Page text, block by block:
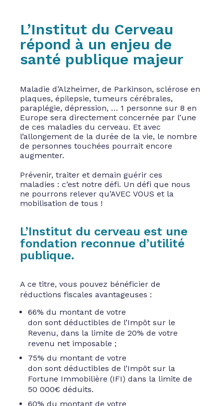
L’Institut du Cerveau
répond à un enjeu de
santé publique majeur
Maladie d’Alzheimer, de Parkinson, sclérose en
plaques, épilepsie, tumeurs cérébrales,
paraplégie, dépression, … 1 personne sur 8 en
Europe sera directement concernée par l’une
de ces maladies du cerveau. Et avec
l’allongement de la durée de la vie, le nombre
de personnes touchées pourrait encore
augmenter.
Prévenir, traiter et demain guérir ces
maladies : c’est notre défi. Un défi que nous
ne pourrons relever qu’AVEC VOUS et la
mobilisation de tous !
L’Institut du cerveau est une
fondation reconnue d’utilité
publique.
A ce titre, vous pouvez bénéficier de
réductions fiscales avantageuses :
66% du montant de votre
don sont déductibles de l’Impôt sur le
Revenu, dans la limite de 20% de votre
revenu net imposable ;
75% du montant de votre
don sont déductibles de l’Impôt sur la
Fortune Immobilière (IFI) dans la limite de
50 000€ déduits.
60% du montant de votre